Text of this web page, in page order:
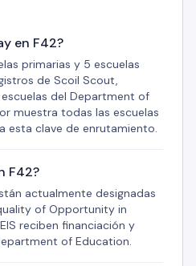
en F42?
primarias y 5 escuelas
de Scoil Scout,
del Department of
muestra todas las escuelas
esta clave de enrutamiento.
F42?
actualmente designadas
of Opportunity in
reciben financiación y
of Education.